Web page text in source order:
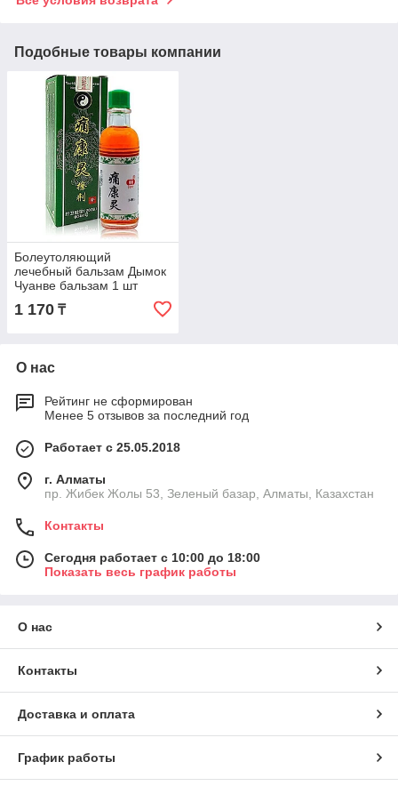
Подобные товары компании
Болеутоляющий
лечебный бальзам Дымок
Чуанве бальзам 1 шт
1 170 ₸
О нас
Рейтинг не сформирован
Менее 5 отзывов за последний год
Работает с 25.05.2018
г. Алматы
пр. Жибек Жолы 53, Зеленый базар, Алматы, Казахстан
Контакты
Сегодня работает с 10:00 до 18:00
Показать весь график работы
О нас
Контакты
Доставка и оплата
График работы